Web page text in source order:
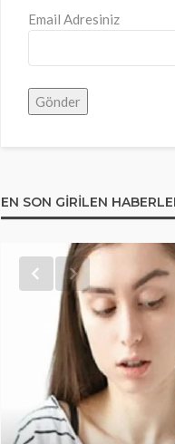
Email Adresiniz
EN SON GIRILEN